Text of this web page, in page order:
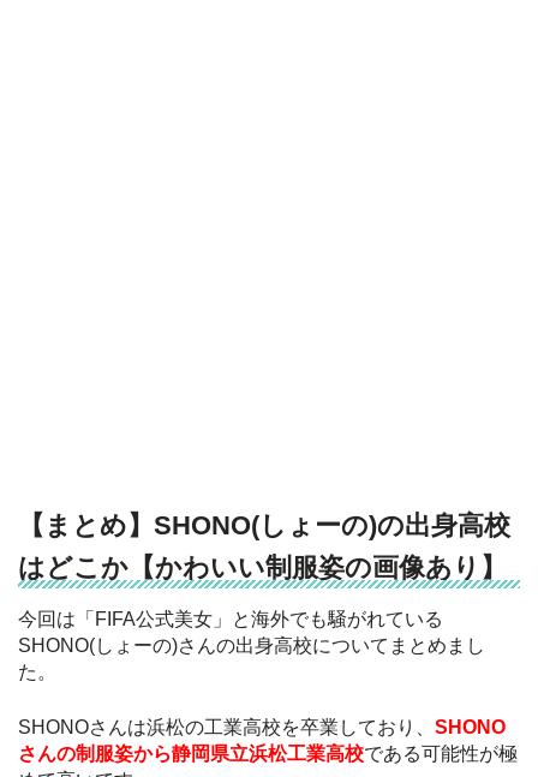
【まとめ】SHONO(しょーの)の出身高校
はどこか【かわいい制服姿の画像あり】
今回は「FIFA公式美女」と海外でも騒がれている
SHONO(しょーの)さんの出身高校についてまとめまし
た。
SHONOさんは浜松の工業高校を卒業しており、 SHONO
さんの制服姿から静岡県立浜松工業高校である可能性が極